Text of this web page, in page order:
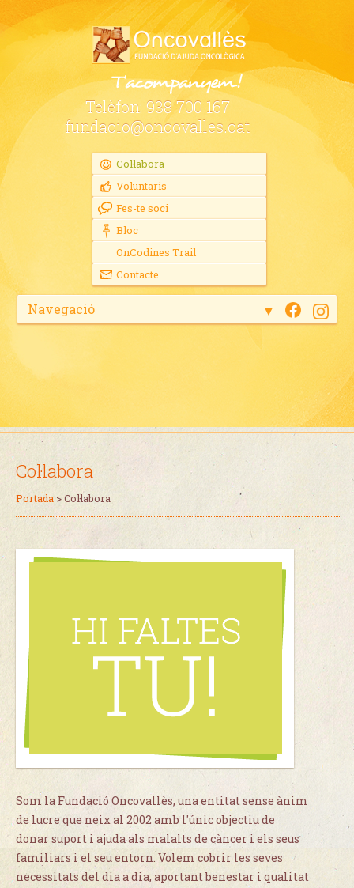
Col·labora
Voluntaris
Fes-te soci
Bloc
OnCodines Trail
Contacte
Telèfon: 938 700 167
fundacio@oncovalles.cat
Navegació ▼
Col·labora
Portada >Col·labora
Som la Fundació Oncovallès, una entitat sense ànim
de lucre que neix al 2002 amb l'únic objectiu de
donar suport i ajuda als malalts de càncer i els seus
familiars i el seu entorn. Volem cobrir les seves
necessitats del dia a dia, aportant benestar i qualitat